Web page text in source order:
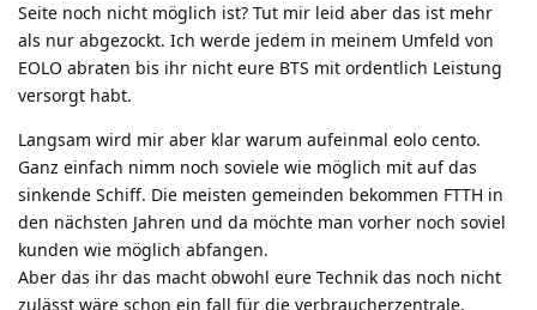
Seite noch nicht möglich ist? Tut mir leid aber das ist mehr
als nur abgezockt. Ich werde jedem in meinem Umfeld von
EOLO abraten bis ihr nicht eure BTS mit ordentlich Leistung
versorgt habt.
Langsam wird mir aber klar warum aufeinmal eolo cento.
Ganz einfach nimm noch soviele wie möglich mit auf das
sinkende Schiff. Die meisten gemeinden bekommen FTTH in
den nächsten Jahren und da möchte man vorher noch soviel
kunden wie möglich abfangen.
Aber das ihr das macht obwohl eure Technik das noch nicht
zulässt wäre schon ein fall für die verbraucherzentrale.